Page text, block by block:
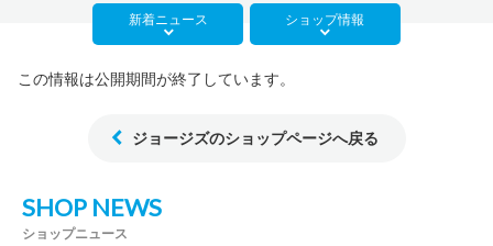
新着ニュース ショップ情報
この情報は公開期間が終了しています。
ジョージズのショップページへ戻る
SHOP NEWS
ショップニュース